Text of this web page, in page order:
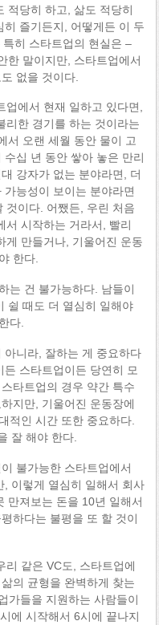
적당히 하고, 삶도 적당히
즐기든지, 어떻게든 이 두
히 스타트업의 현실은 –
한 말이지만, 스타트업에서
없을 것이다.
업에서 현재 일하고 있다면,
리한 경기를 하는 것이라는
서 오랜 세월 동안 물이 고
십 년 동안 쌓아 놓은 만리
강자가 없는 분야라면, 더
능성이 보이는 분야라면
것이다. 어쨌든, 우린 처음
서 시작하는 거라서, 빨리
게 만들거나, 기울어진 운동
한다.
는 건 불가능하다. 남들이
쉴 때도 더 열심히 일해야
다.
니라, 잘하는 게 중요하다
스타트업이든 당연히 모
타트업의 경우 약간 특수
지만, 기울어진 운동장에
적인 시간 또한 중요하다.
잘 해야 한다.
불가능한 스타트업에서
이렇게 열심히 일해서 회사
만져보는 돈을 10년 일해서
하다는 불평을 또 할 것이
리 같은 VC도, 스타트업에
의 균형을 완벽하게 찾는
가들을 지원하는 사람들이
에 시작해서 6시에 끝나지